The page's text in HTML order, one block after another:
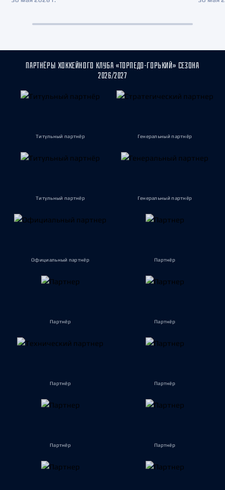
ПАРТНЁРЫ ХОККЕЙНОГО КЛУБА «ТОРПЕДО-ГОРЬКИЙ» СЕЗОНА
2026/2027
Титульный партнёр Генеральный партнёр
Титульный партнёр Генеральный партнёр
Официальный партнёр Партнёр
Партнёр Партнёр
Партнёр Партнёр
Партнёр Партнёр